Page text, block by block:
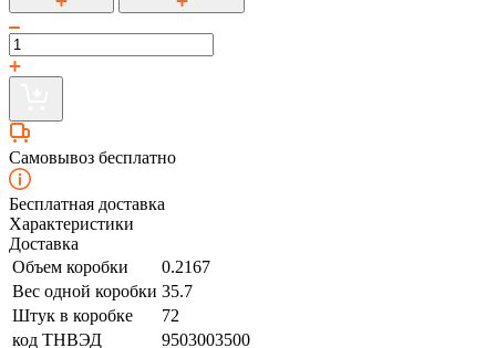
Самовывоз бесплатно
Бесплатная доставка
Характеристики
Доставка
Объем коробки
0.2167
Вес одной коробки 35.7
Штук в коробке
72
код ТНВЭД
9503003500